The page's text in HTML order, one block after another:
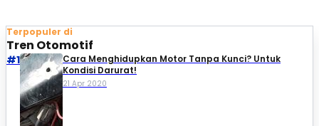
Terpopuler di
Tren Otomotif
#1
Cara Menghidupkan Motor Tanpa Kunci? Untuk
Kondisi Darurat!
21 Apr 2020